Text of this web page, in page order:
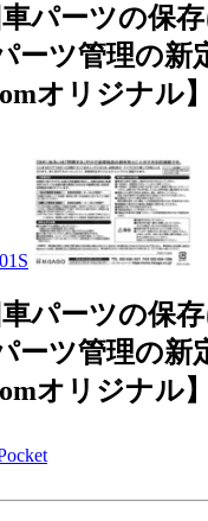
車パーツの保
ーツ管理の新
オリジナル】
車パーツの保
ーツ管理の新
オリジナル】